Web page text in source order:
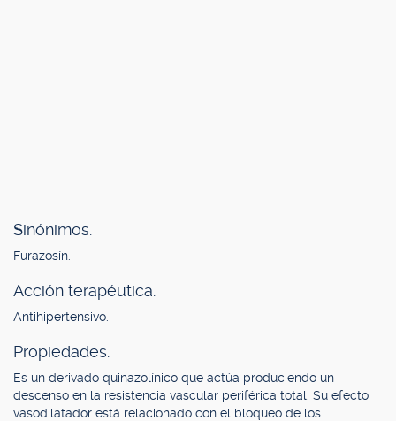
Sinónimos.
Furazosín.
Acción terapéutica.
Antihipertensivo.
Propiedades.
Es un derivado quinazolínico que actúa produciendo un
descenso en la resistencia vascular periférica total. Su efecto
vasodilatador está relacionado con el bloqueo de los